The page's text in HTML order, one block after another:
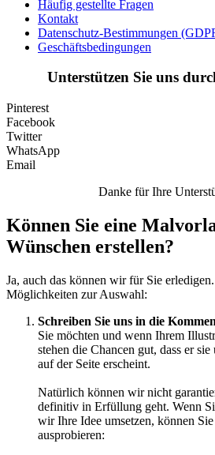
Häufig gestellte Fragen
Kontakt
Datenschutz-Bestimmungen
Geschäftsbedingungen
Unterstützen Sie uns
Pinterest
Facebook
Twitter
WhatsApp
Email
Danke für Ihre
Können Sie eine
Wünschen erstellen?
Ja, auch das können wir für Sie
Möglichkeiten zur Auswahl:
Schreiben Sie uns in die
Sie möchten und wenn Ihrem
stehen die Chancen gut, dass er
auf der Seite erscheint.
Natürlich können wir nicht
definitiv in Erfüllung geht. Wenn
wir Ihre Idee umsetzen, können
ausprobieren: